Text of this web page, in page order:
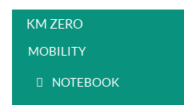
KM ZERO
MOBILITY
NOTEBOOK